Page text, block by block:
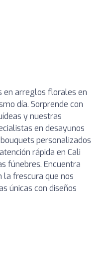
en arreglos florales en
día. Sorprende con
y nuestras
en desayunos
personalizados
rápida en Cali
fúnebres. Encuentra
frescura que nos
únicas con diseños